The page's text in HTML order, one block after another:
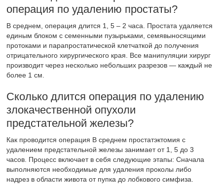
операция по удалению простаты?
В среднем, операция длится 1, 5 – 2 часа. Простата удаляется
единым блоком с семенными пузырьками, семявыносящими
протоками и парапростатической клетчаткой до получения
отрицательного хирургического края. Все манипуляции хирург
производит через несколько небольших разрезов — каждый не
более 1 см.
Сколько длится операция по удалению
злокачественной опухоли
предстательной железы?
Как проводится операция В среднем простатэктомия с
удалением предстательной железы занимает от 1, 5 до 3
часов. Процесс включает в себя следующие этапы: Сначала
выполняются необходимые для удаления проколы либо
надрез в области живота от пупка до лобкового симфиза.